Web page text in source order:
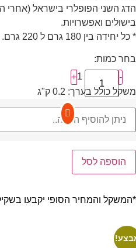
הדג השני הפופלרי בישראל (אחרי
בישולים ואפשרויות.
* כל יחידה בין 180 גרם ל 220 גרם.
בחר כמות:
-
1
+
משקל כולל בערך: 0.2 ק"ג
הוספה לסל
*המשקל והמחיר הסופי יקבעו